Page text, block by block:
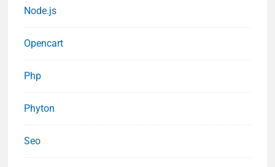
Node.js
Opencart
Php
Phyton
Seo